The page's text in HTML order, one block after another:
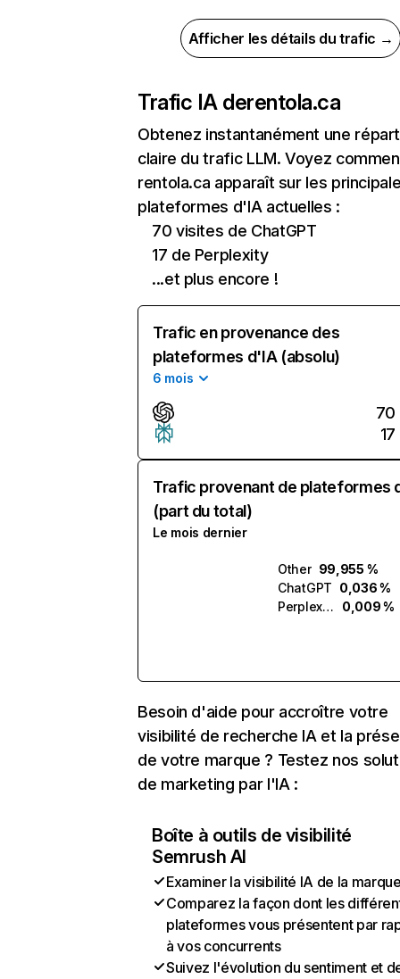
Afficher les détails du trafic →
Trafic IA derentola.ca
Obtenez instantanément une
claire du trafic LLM. Voyez
rentola.ca apparaît sur les
plateformes d'IA actuelles :
70 visites de ChatGPT
17 de Perplexity
...et plus encore !
Trafic en provenance des
plateformes d'IA (absolu)
6 mois
70
17
Trafic provenant de plateformes
(part du total)
Le mois dernier
Other 99,955 %
ChatGPT 0,036 %
Perplexity
0,009 %
Besoin d'aide pour accroître votre
visibilité de recherche IA et la
de votre marque ? Testez nos
de marketing par l'IA :
Boîte à outils de visibilité
Semrush AI
Examiner la visibilité IA de la
Comparez la façon dont les
plateformes vous présentent par
à vos concurrents
Suivez l'évolution du sentiment et